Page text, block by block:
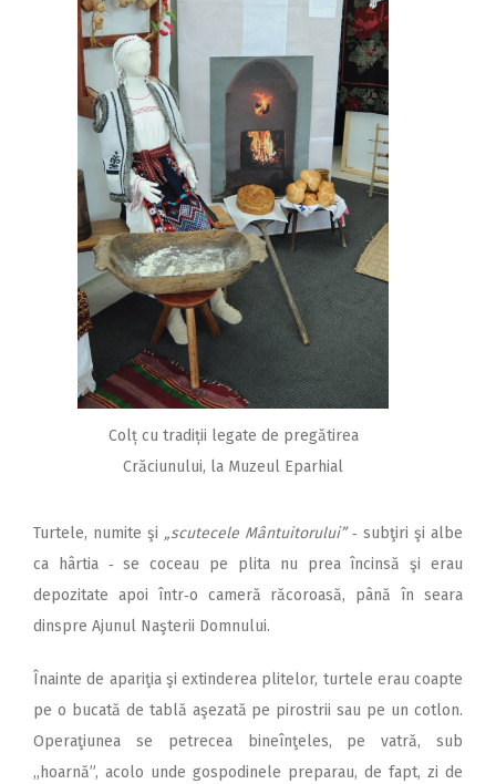
Colț cu tradiții legate de pregătirea
Crăciunului, la Muzeul Eparhial
Turtele, numite şi „scu­tecele Mântuitorului”‑ subţiri şi albe
ca hârtia ‑ se coceau pe plita nu prea încinsă şi erau
depozitate apoi într‑o cameră răco­roasă, până în seara
dinspre Ajunul Naşterii Domnului.
Înainte de apariţia şi ex­tin­derea plitelor, turtele erau coapte
pe o bucată de ta­blă aşezată pe pirostrii sau pe un cotlon.
Operaţiunea se petrecea bineînţeles, pe vatră, sub
„hoarnă”, acolo unde gospodinele preparau, de fapt, zi de